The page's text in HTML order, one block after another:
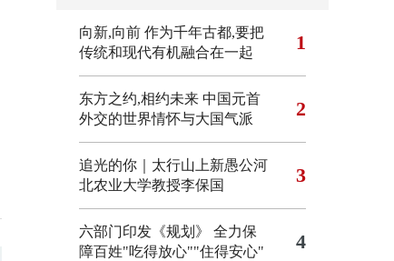
向新,向前 作为千年古都,要把
传统和现代有机融合在一起
1
东方之约,相约未来 中国元首
外交的世界情怀与大国气派
2
追光的你｜太行山上新愚公河
北农业大学教授李保国
3
六部门印发《规划》 全力保
障百姓"吃得放心""住得安心"
4